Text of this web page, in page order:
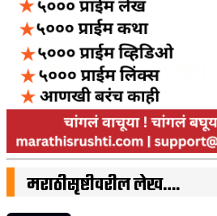
मराठीसृष्टीवरील लेख….